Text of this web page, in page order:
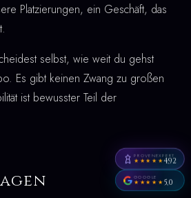
Platzierungen, ein Geschäft, das
selbst, wie weit du gehst
Es gibt keinen Zwang zu großen
ist bewusster Teil der
PROVENEXPERT
★★★★★4,92
GOOGLE
★★★★★5,0